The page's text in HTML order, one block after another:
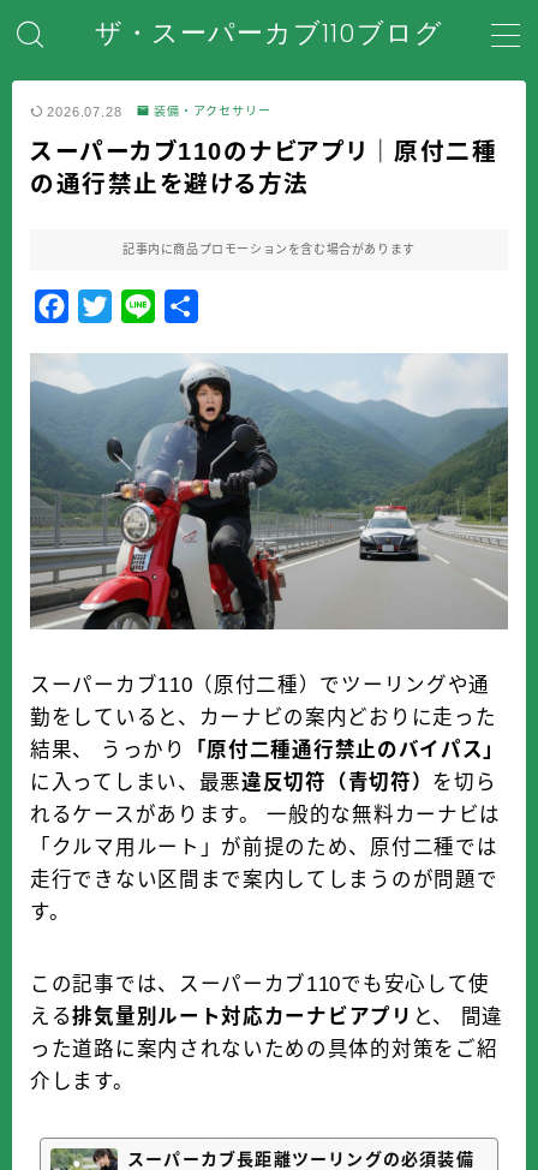
ザ・スーパーカブ110ブログ
MENU
ホーム
安全対策・事故防止
メンテナンス・整備・DIY
装備・アクセサリー
盗難・防犯対策
バイク屋・購入
ツーリング・日常
コラム・カルチャー
2026.07.28 装備・アクセサリー
スーパーカブ110のナビアプリ｜原付二種
の通行禁止を避ける方法
記事内に商品プロモーションを含む場合があります
c
o
o
k
T
t
e
r
n
スーパーカブ110（原付二種）でツーリングや通
勤をしていると、カーナビの案内どおりに走った
結果、 うっかり
「原付二種通行禁止のバイパス」
に入ってしまい、最悪違反切符（青切符） を切ら
れるケースがあります。 一般的な無料カーナビは
「クルマ用ルート」が前提のため、原付二種では
走行できない区間まで案内してしまうのが問題で
す。
この記事では、スーパーカブ110でも安心して使
える排気量別ルート対応カーナビアプリ と、 間違
った道路に案内されないための具体的対策をご紹
介します。
スーパーカブ長距離ツーリングの必須装備